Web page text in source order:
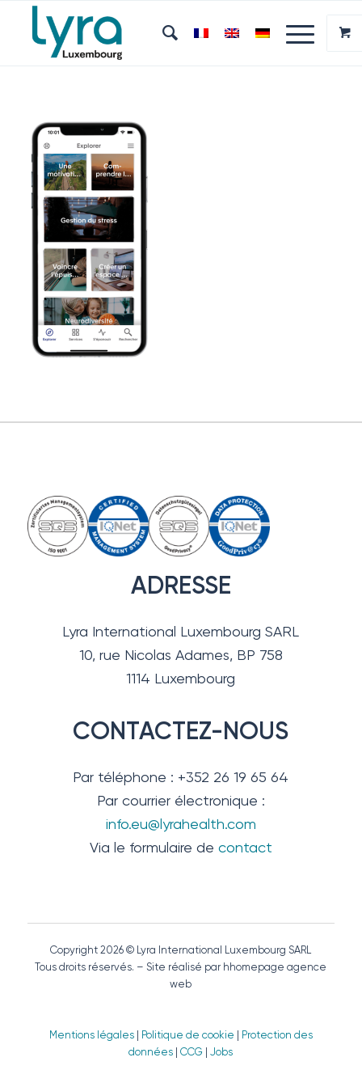
ADRESSE
Lyra International Luxembourg SARL
10, rue Nicolas Adames, BP 758
1114 Luxembourg
CONTACTEZ-NOUS
Par téléphone : +352 26 19 65 64
Par courrier électronique :
info.eu@lyrahealth.com
Via le formulaire de contact
Copyright 2026 © Lyra International Luxembourg SARL
Tous droits réservés. – Site réalisé par hhomepage agence
web
Mentions légales| Politique de cookie
Protection des
données |CCG |Jobs